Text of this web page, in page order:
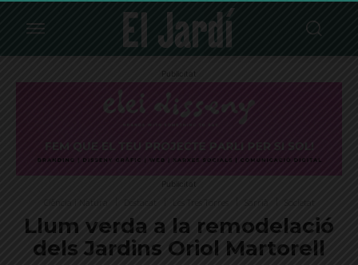
Publicitat
Publicitat
Llum verda a la remodelació
dels Jardins Oriol Martorell